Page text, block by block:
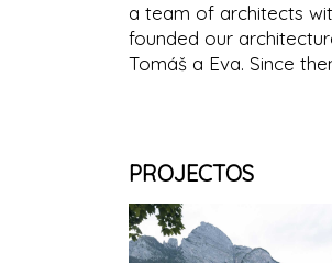
a team of architects
founded our
Tomáš a Eva. Since
PROJECTOS